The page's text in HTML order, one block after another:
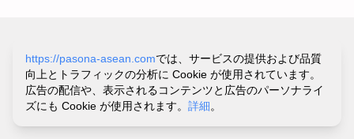
https://pasona-asean.comでは、サービスの提供および品質
向上とトラフィックの分析に Cookie が使用されています。
広告の配信や、表示されるコンテンツと広告のパーソナライ
ズにも Cookie が使用されます。 詳細。
サイトポリシー&プライバシーポリシー
利用規約
お問い合わせ・ヘルプ
© PASONA VIETNAM CO.,LTD.